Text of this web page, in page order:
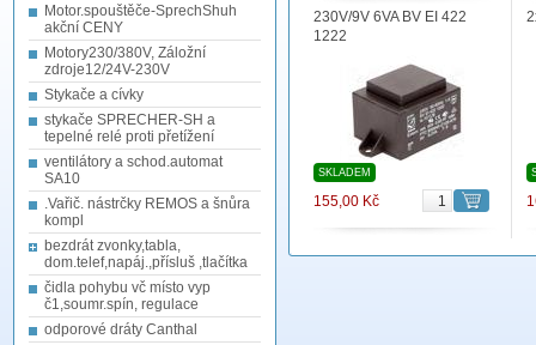
Motor.spouštěče-SprechShuh
akční CENY
Motory230/380V, Záložní
zdroje12/24V-230V
Stykače a cívky
stykače SPRECHER-SH a
tepelné relé proti přetížení
ventilátory a schod.automat
SA10
.Vařič. nástrčky REMOS a šnůra
kompl
bezdrát zvonky,tabla,
dom.telef,napáj.,přísluš ,tlačítka
čidla pohybu vč místo vyp
č1,soumr.spín, regulace
odporové dráty Canthal
230V/9V 6VA BV EI 422
1222
SKLADEM
155,00 Kč